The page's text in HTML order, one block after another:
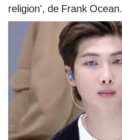
religion', de Frank Ocean.